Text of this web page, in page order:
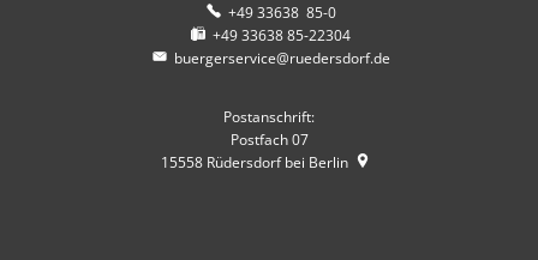
+49 33638 85-0
+49 33638 85-22304
buergerservice@ruedersdorf.de
Postanschrift:
Postfach 07
15558 Rüdersdorf bei Berlin